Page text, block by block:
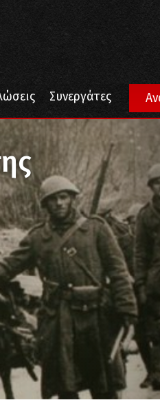
Συνεργάτες
28η Οκτώβρη και το “ΟΧΙ” του λαού